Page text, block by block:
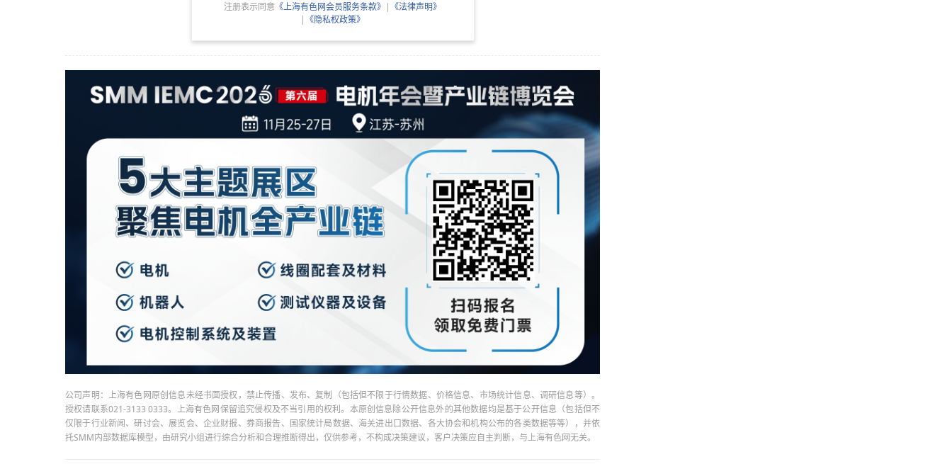
注册表示同意 《上海有色网会员服务条款》 | 《法律声明》
| 《隐私权政策》
公司声明：上海有色网原创信息未经书面授权，禁止传播、发布、复制（包括但不限于行情数据、价格信息、市场统计信息、调研信息等）。
授权请联系021-3133 0333。上海有色网保留追究侵权及不当引用的权利。本原创信息除公开信息外的其他数据均是基于公开信息（包括但不
仅限于行业新闻、研讨会、展览会、企业财报、券商报告、国家统计局数据、海关进出口数据、各大协会和机构公布的各类数据等等），并依
托SMM内部数据库模型，由研究小组进行综合分析和合理推断得出，仅供参考，不构成决策建议，客户决策应自主判断，与上海有色网无关。